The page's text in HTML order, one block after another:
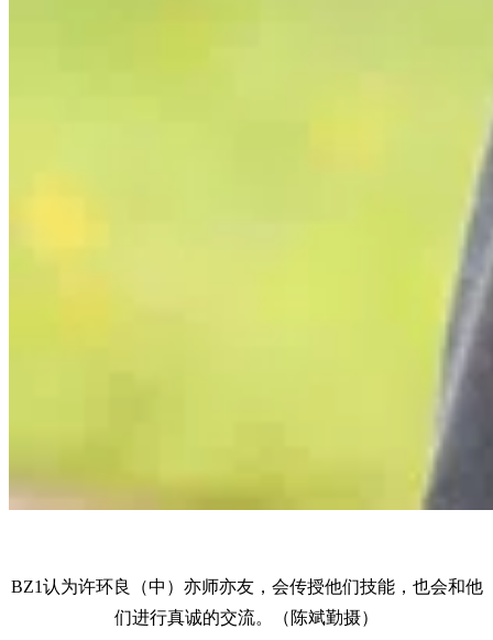
BZ1认为许环良（中）亦师亦友，会传授他们技能，也会和他
们进行真诚的交流。（陈斌勤摄）